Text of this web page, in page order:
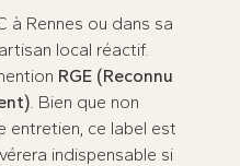
à Rennes ou dans sa
local réactif.
RGE (Reconnu
. Bien que non
entretien, ce label est
indispensable si